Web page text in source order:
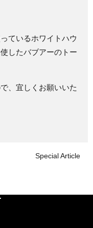
ているホワイトハウ
したバブアーのトー
、宜しくお願いいた
Special Article